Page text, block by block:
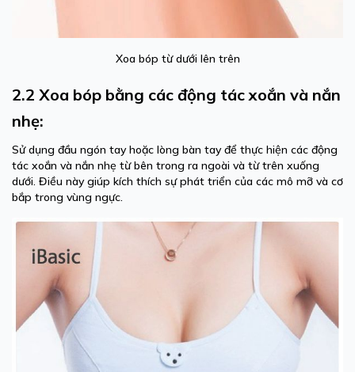
Xoa bóp từ dưới lên trên
2.2 Xoa bóp bằng các động tác xoắn và nắn
nhẹ:
Sử dụng đầu ngón tay hoặc lòng bàn tay để thực hiện các động
tác xoắn và nắn nhẹ từ bên trong ra ngoài và từ trên xuống
dưới. Điều này giúp kích thích sự phát triển của các mô mỡ và cơ
bắp trong vùng ngực.